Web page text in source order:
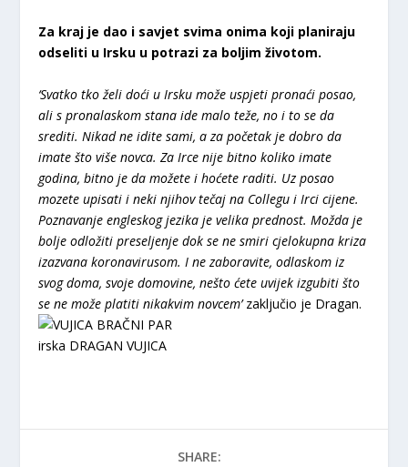
Za kraj je dao i savjet svima onima koji planiraju
odseliti u Irsku u potrazi za boljim životom.
‘Svatko tko želi doći u Irsku može uspjeti pronaći posao,
ali s pronalaskom stana ide malo teže, no i to se da
srediti. Nikad ne idite sami, a za početak je dobro da
imate što više novca. Za Irce nije bitno koliko imate
godina, bitno je da možete i hoćete raditi. Uz posao
mozete upisati i neki njihov tečaj na Collegu i Irci cijene.
Poznavanje engleskog jezika je velika prednost. Možda je
bolje odložiti preseljenje dok se ne smiri cjelokupna kriza
izazvana koronavirusom. I ne zaboravite, odlaskom iz
svog doma, svoje domovine, nešto ćete uvijek izgubiti što
se ne može platiti nikakvim novcem’zaključio je Dragan.
irska DRAGAN VUJICA
SHARE: